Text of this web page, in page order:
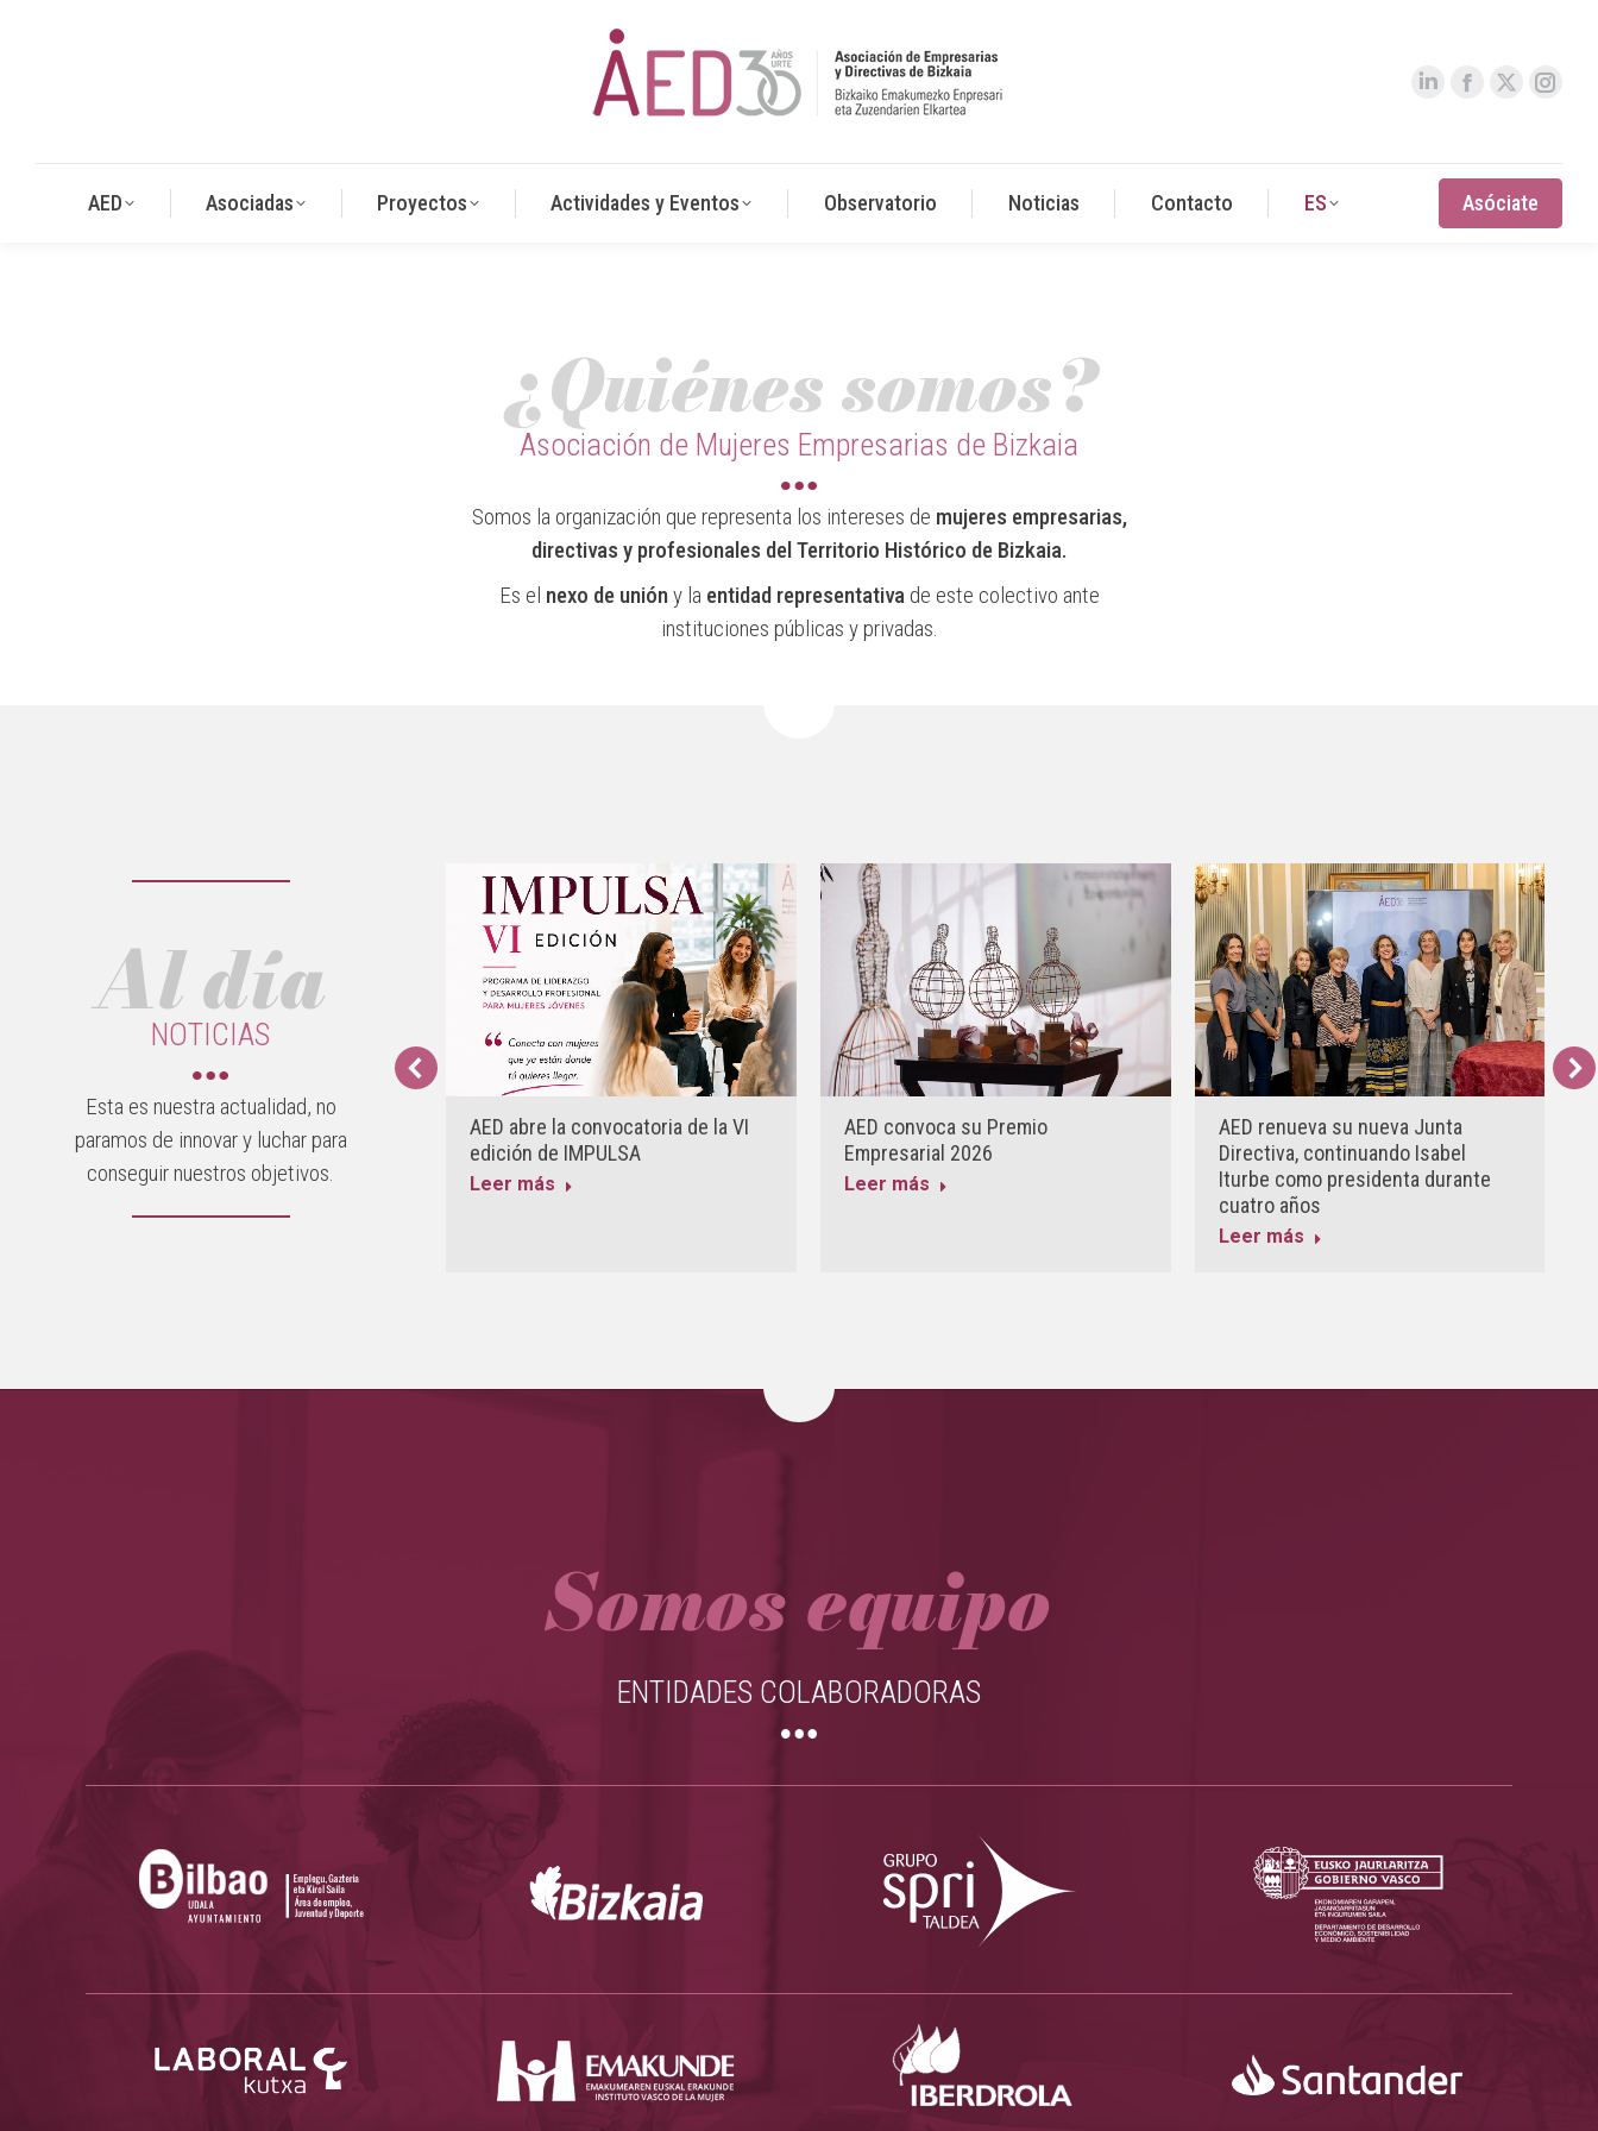
AED Asociadas Proyectos Actividades y Eventos Observatorio Noticias Contacto ES Asóciate
¿Quiénes somos?
Asociación de Mujeres Empresarias de Bizkaia
Somos la organización que representa los intereses de mujeres empresarias,
directivas y profesionales del Territorio Histórico de Bizkaia.
Es el nexo de unióny la entidad representativade este colectivo ante
instituciones públicas y privadas.
Al día
NOTICIAS
Esta es nuestra actualidad, no
paramos de innovar y luchar para
conseguir nuestros objetivos.
AED pone en marcha la II Edición
del Proyecto Mujeres Líderes en el
Pequeño Comercio de Bizkaia
Leer más
AED abre la convocatoria de la VI
edición de IMPULSA
Leer más
AED convoca su Premio
Empresarial 2026
Leer más
AED renueva su nueva Junta
Directiva, continuando Isabel
Iturbe como presidenta durante
cuatro años
Leer más
Somos equipo
ENTIDADES COLABORADORAS